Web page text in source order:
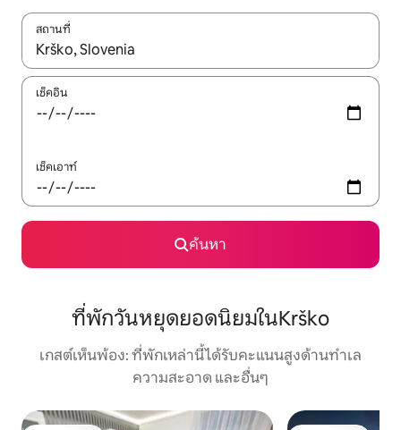
สถานที่
ใช้ลูกศรขึ้นลง หรือใช้การสัมผัสหรือปัด เพื่อสำรวจผลการค้นหา
เช็คอิน
เช็คเอาท์
ค้นหา
ที่พักวันหยุดยอดนิยมในKrško
เกสต์เห็นพ้อง: ที่พักเหล่านี้ได้รับคะแนนสูงด้านทำเล
ความสะอาด และอื่นๆ